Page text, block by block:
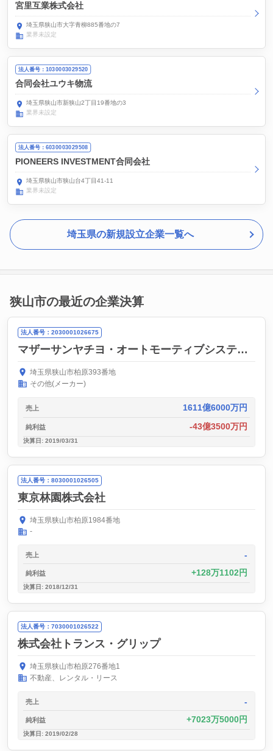
宮里互業株式会社
埼玉県狭山市大字青柳885番地の7
業界未設定
法人番号：1030003029520
合同会社ユウキ物流
埼玉県狭山市新狭山2丁目19番地の3
業界未設定
法人番号：6030003029508
PIONEERS INVESTMENT合同会社
埼玉県狭山市狭山台4丁目41-11
業界未設定
埼玉県の新規設立企業一覧へ
狭山市の最近の企業決算
法人番号：2030001026675
マザーサンヤチヨ・オートモーティブシステムズ株式会社
埼玉県狭山市柏原393番地
その他(メーカー)
売上 1611億6000万円
純利益 -43億3500万円
決算日: 2019/03/31
法人番号：8030001026505
東京林園株式会社
埼玉県狭山市柏原1984番地
-
売上 -
純利益 128万1102円
決算日: 2018/12/31
法人番号：7030001026522
株式会社トランス・グリップ
埼玉県狭山市柏原276番地1
不動産、レンタル・リース
売上 -
純利益 7023万5000円
決算日: 2019/02/28